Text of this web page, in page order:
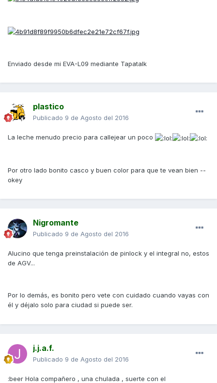
Enviado desde mi EVA-L09 mediante Tapatalk
plastico
Publicado 9 de Agosto del 2016
La leche menudo precio para callejear un poco
Por otro lado bonito casco y buen color para que te vean bien --
okey
Nigromante
Publicado 9 de Agosto del 2016
Alucino que tenga preinstalación de pinlock y el integral no, estos
de AGV...
Por lo demás, es bonito pero vete con cuidado cuando vayas con
él y déjalo solo para ciudad si puede ser.
j.j.a.f.
Publicado 9 de Agosto del 2016
:beer Hola compañero , una chulada , suerte con el